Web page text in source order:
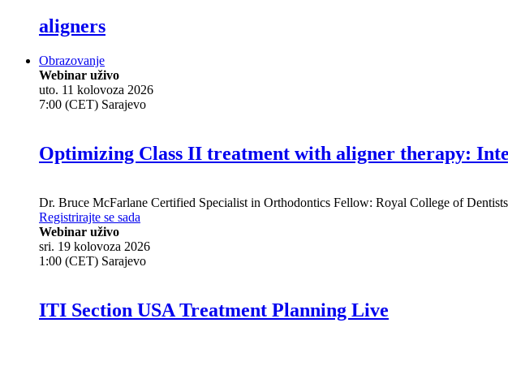
aligners
Obrazovanje
Webinar uživo
uto. 11 kolovoza 2026
7:00 (CET) Sarajevo
Optimizing Class II treatment with aligner therapy:
Dr. Bruce McFarlane Certified Specialist in Orthodontics Fellow: Royal College of
Registrirajte se sada
Webinar uživo
sri. 19 kolovoza 2026
1:00 (CET) Sarajevo
ITI Section USA Treatment Planning Live